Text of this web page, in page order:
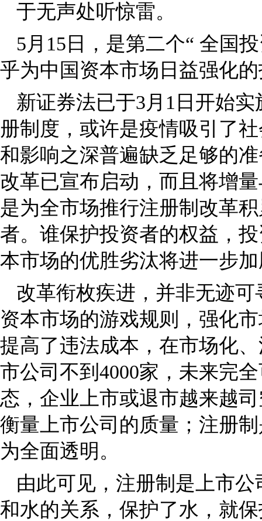
于无声处听惊雷。
5月15日，是第二个“ 全国
乎为中国资本市场日益强化
新证券法已于3月1日开始
册制度，或许是疫情吸引了
和影响之深普遍缺乏足够的
改革已宣布启动，而且将增
是为全市场推行注册制改革
者。谁保护投资者的权益，
本市场的优胜劣汰将进一步
改革衔枚疾进，并非无迹
资本市场的游戏规则，强化
提高了违法成本，在市场化
市公司不到4000家，未来完
态，企业上市或退市越来越
衡量上市公司的质量；注册
为全面透明。
由此可见，注册制是上市
和水的关系，保护了水，就